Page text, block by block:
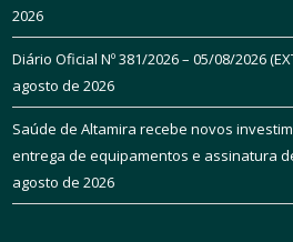
2026
Diário Oficial Nº 381/2026 – 05/08/2026
agosto de 2026
Saúde de Altamira recebe novos
entrega de equipamentos e assinatura
agosto de 2026